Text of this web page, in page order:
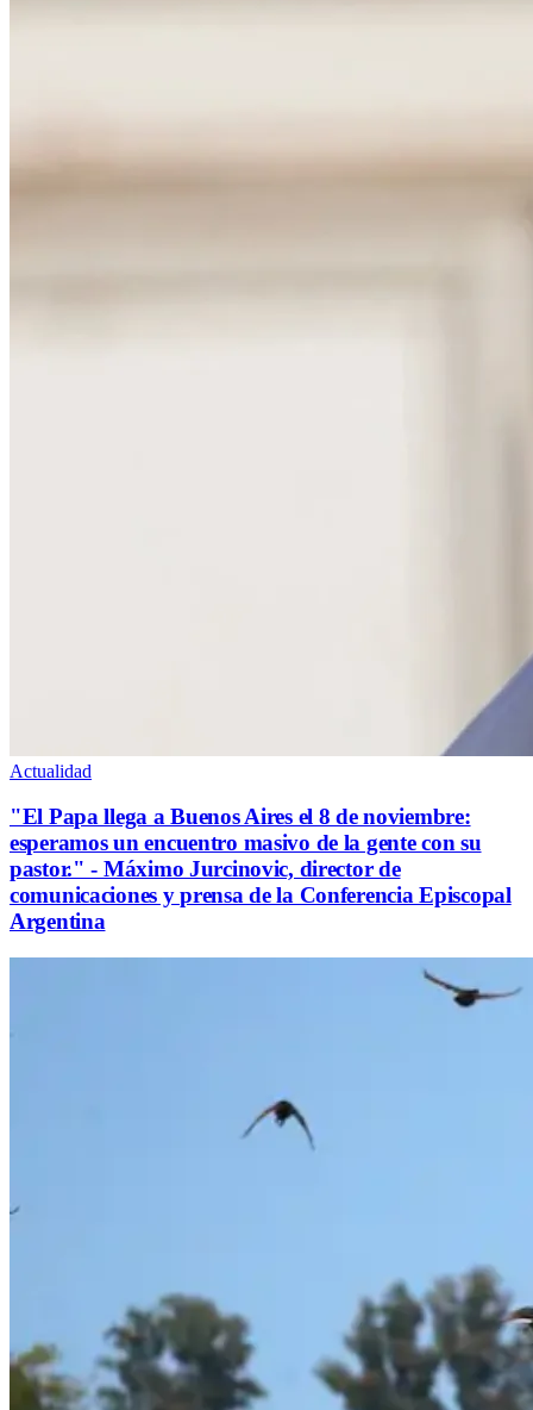
Actualidad
"El Papa llega a Buenos Aires el 8 de noviembre:
esperamos un encuentro masivo de la gente con su
pastor." - Máximo Jurcinovic, director de
comunicaciones y prensa de la Conferencia Episcopal
Argentina